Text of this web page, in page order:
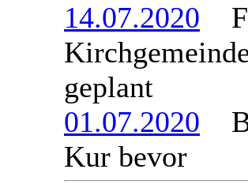
14.07.2020
geplant
01.07.2020
Kur bevor